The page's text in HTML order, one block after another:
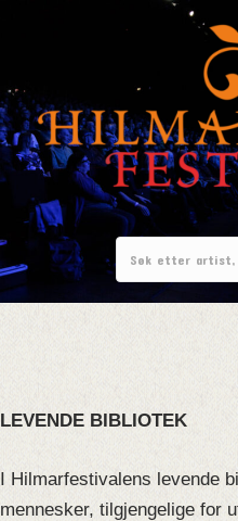
LEVENDE BIBLIOTEK
I Hilmarfestivalens levende
mennesker, tilgjengelige for